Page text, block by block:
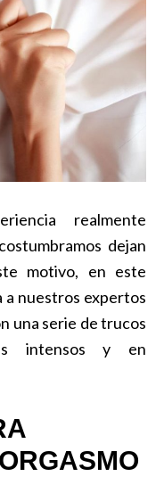
realmente
dejan
motivo, en este
a nuestros expertos
una serie de trucos
intensos y en